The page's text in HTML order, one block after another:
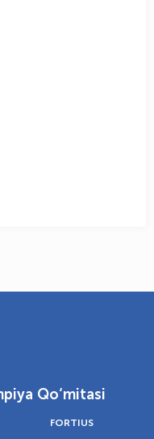
Qo‘mitasi
FORTIUS